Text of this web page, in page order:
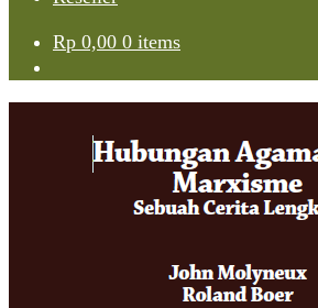
Rp 0,00 0 items